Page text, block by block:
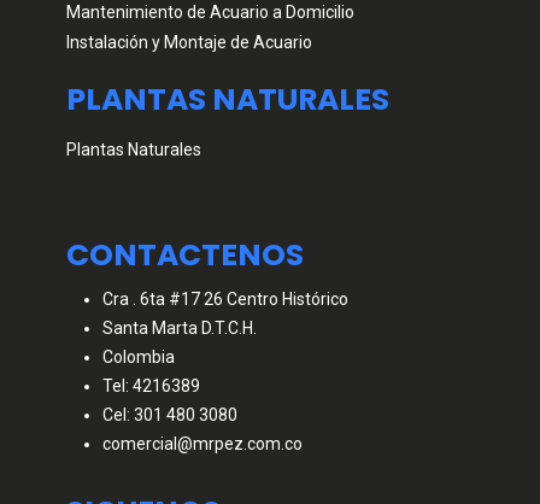
Mantenimiento de Acuario a Domicilio
Instalación y Montaje de Acuario
PLANTAS NATURALES
Plantas Naturales
CONTACTENOS
Cra . 6ta #17 26 Centro Histórico
Santa Marta D.T.C.H.
Colombia
Tel: 4216389
Cel: 301 480 3080
comercial@mrpez.com.co